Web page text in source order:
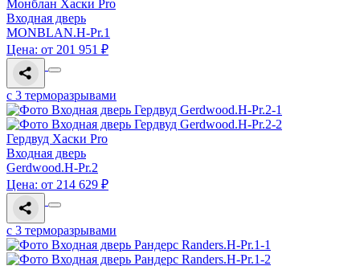
Монблан Хаски Pro
Входная дверь
MONBLAN.H-Pr.1
Цена: от 201 951 ₽
с 3 терморазрывами
Гердвуд Хаски Pro
Входная дверь
Gerdwood.H-Pr.2
Цена: от 214 629 ₽
с 3 терморазрывами